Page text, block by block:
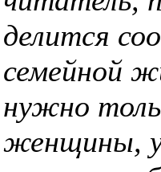
делится
семейной
нужно
женщины,